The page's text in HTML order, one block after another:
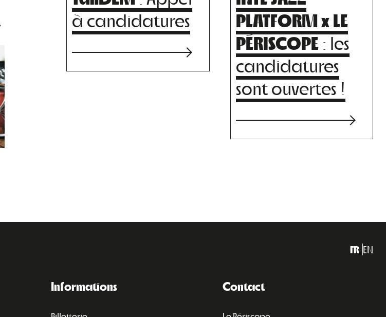
EYM TRIO ROMAIN
BARET :
ESSOR ET
CHUTE
à candidatures
PLATFORM x LE
PÉRISCOPE : les
candidatures
sont ouvertes !
FR EN
Informations Contact